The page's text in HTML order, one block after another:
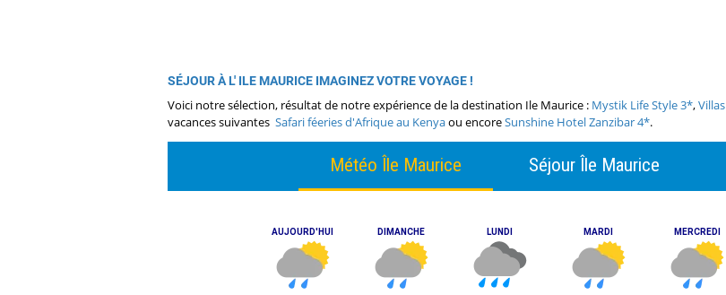
SÉJOUR À L' ILE MAURICE IMAGINEZ VOTRE VOYAGE !
Voici notre sélection, résultat de notre expérience de la destination Ile Maurice : Mystik Life Style 3*,
vacances suivantes Safari féeries d'Afrique au Kenyaou encoreSunshine Hotel Zanzibar 4*.
Météo Île Maurice Séjour Île Maurice